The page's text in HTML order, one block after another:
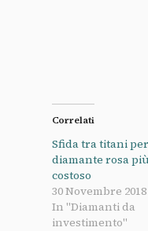
Correlati
Sfida tra titani
diamante rosa più
costoso
30 Novembre 2018
In "Diamanti da
investimento"